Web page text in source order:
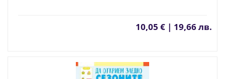
10,05 € | 19,66 лв.